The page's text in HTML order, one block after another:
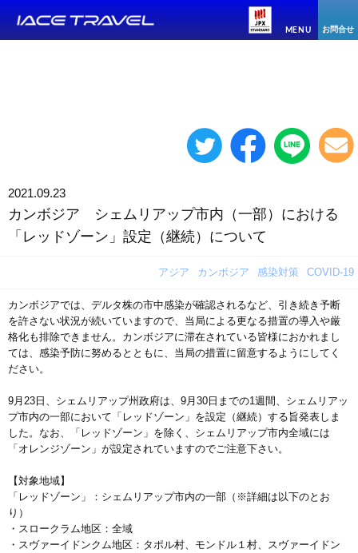
MENU お問合せ
2021.09.23
カンボジア シェムリアップ市内（一部）における
「レッドゾーン」設定（継続）について
アジア カンボジア 感染対策 COVID-19
カンボジアでは、デルタ株の市中感染が確認されるなど、引き続き予断
を許さない状況が続いていますので、当局による更なる措置の導入や厳
格化も排除できません。カンボジアに滞在されている皆様におかれまし
ては、感染予防に努めるとともに、当局の措置に留意するようにしてく
ださい。
9月23日、シェムリアップ州政府は、9月30日までの1週間、シェムリアッ
プ市内の一部において「レッドゾーン」を設定（継続）する旨発表しま
した。なお、「レッドゾーン」を除く、シェムリアップ市内全域には
「オレンジゾーン」が設定されていますのでご注意下さい。
【対象地域】
「レッドゾーン」：シェムリアップ市内の一部（※詳細は以下のとお
り）
・スロークラム地区：全域
・スヴァーイドンクム地区：タポル村、モンドル１村、スヴァーイドン